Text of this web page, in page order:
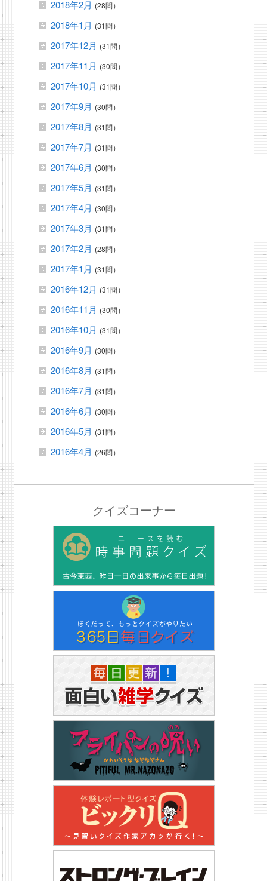
2018年2月 (28問）
2018年1月 (31問）
2017年12月 (31問）
2017年11月 (30問）
2017年10月 (31問）
2017年9月 (30問）
2017年8月 (31問）
2017年7月 (31問）
2017年6月 (30問）
2017年5月 (31問）
2017年4月 (30問）
2017年3月 (31問）
2017年2月 (28問）
2017年1月 (31問）
2016年12月 (31問）
2016年11月 (30問）
2016年10月 (31問）
2016年9月 (30問）
2016年8月 (31問）
2016年7月 (31問）
2016年6月 (30問）
2016年5月 (31問）
2016年4月 (26問）
クイズコーナー